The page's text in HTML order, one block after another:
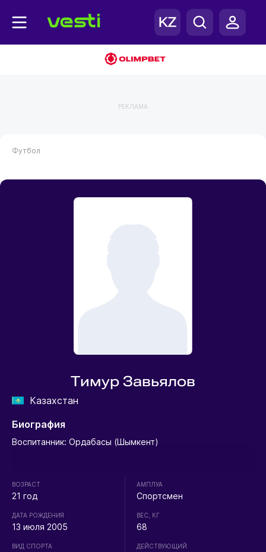
РЕКЛАМА
Футбол
Тимур Завьялов
Казахстан
Биография
Воспитанник: Ордабасы (Шымкент)
ВОЗРАСТ
21 год
ДАТА РОЖДЕНИЯ
13 июля 2005
ВИД СПОРТА
АМПЛУА
Спортсмен
ВЕС, КГ
68
ДЕЙСТВУЮЩИЙ